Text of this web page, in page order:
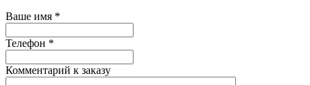
Ваше имя *
Телефон *
Комментарий к заказу